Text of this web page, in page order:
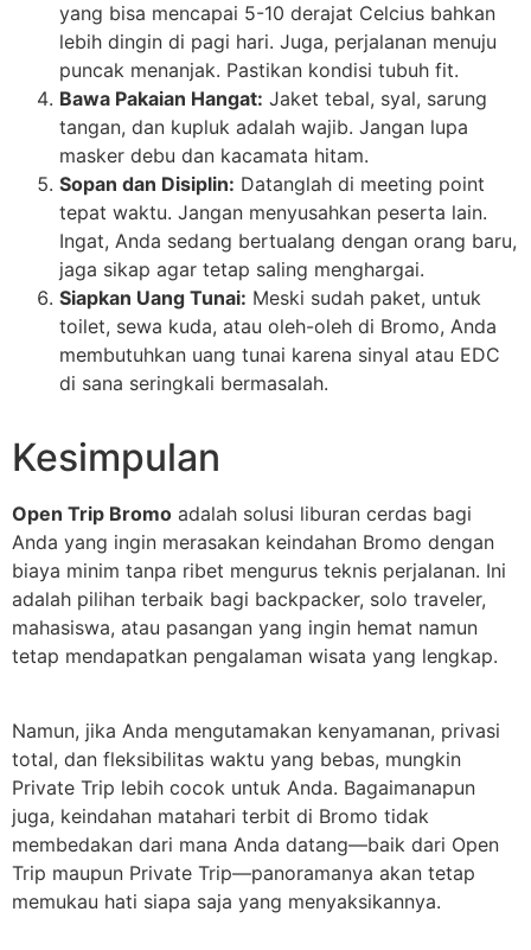
yang bisa mencapai 5-10 derajat Celcius bahkan
lebih dingin di pagi hari. Juga, perjalanan menuju
puncak menanjak. Pastikan kondisi tubuh fit.
Bawa Pakaian Hangat: Jaket tebal, syal, sarung
tangan, dan kupluk adalah wajib. Jangan lupa
masker debu dan kacamata hitam.
Sopan dan Disiplin: Datanglah di meeting point
tepat waktu. Jangan menyusahkan peserta lain.
Ingat, Anda sedang bertualang dengan orang baru,
jaga sikap agar tetap saling menghargai.
Siapkan Uang Tunai: Meski sudah paket, untuk
toilet, sewa kuda, atau oleh-oleh di Bromo, Anda
membutuhkan uang tunai karena sinyal atau EDC
di sana seringkali bermasalah.
Kesimpulan
Open Trip Bromo adalah solusi liburan cerdas bagi
Anda yang ingin merasakan keindahan Bromo dengan
biaya minim tanpa ribet mengurus teknis perjalanan. Ini
adalah pilihan terbaik bagi backpacker, solo traveler,
mahasiswa, atau pasangan yang ingin hemat namun
tetap mendapatkan pengalaman wisata yang lengkap.
Namun, jika Anda mengutamakan kenyamanan, privasi
total, dan fleksibilitas waktu yang bebas, mungkin
Private Trip lebih cocok untuk Anda. Bagaimanapun
juga, keindahan matahari terbit di Bromo tidak
membedakan dari mana Anda datang—baik dari Open
Trip maupun Private Trip—panoramanya akan tetap
memukau hati siapa saja yang menyaksikannya.